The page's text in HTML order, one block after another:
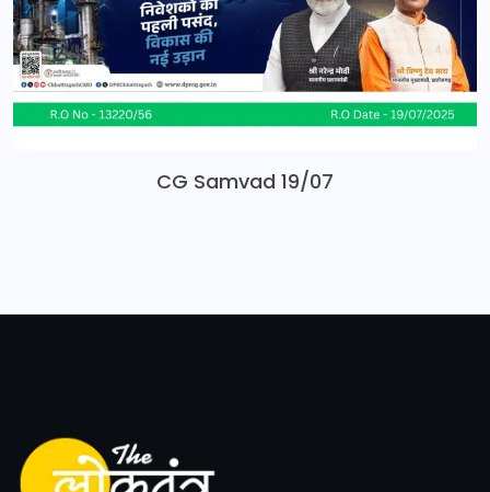
CG Samvad 19/07